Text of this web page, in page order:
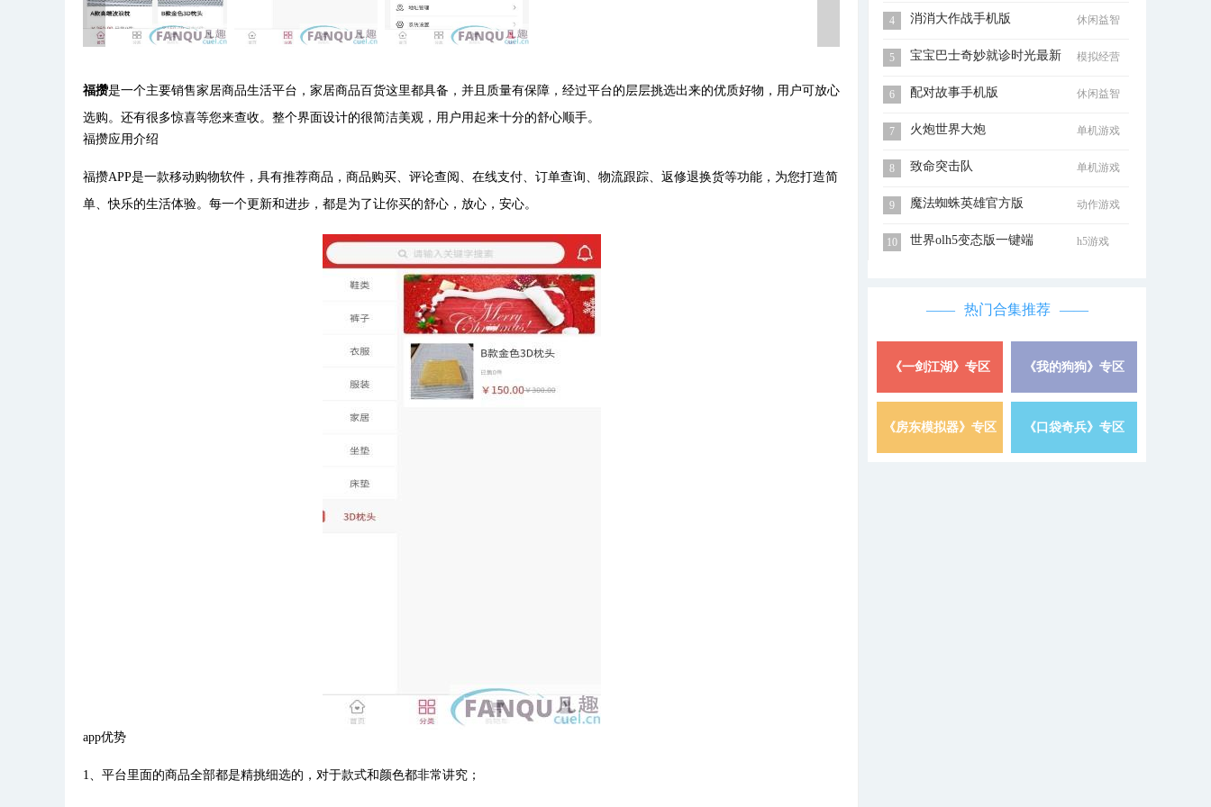
福攒是一个主要销售家居商品生活平台，家居商品百货这里都具备，并且质量有保障，经过平台的层层挑选出来的优质好物，用户可放心
选购。还有很多惊喜等您来查收。整个界面设计的很简洁美观，用户用起来十分的舒心顺手。
福攒应用介绍
福攒APP是一款移动购物软件，具有推荐商品，商品购买、评论查阅、在线支付、订单查询、物流跟踪、返修退换货等功能，为您打造简
单、快乐的生活体验。每一个更新和进步，都是为了让你买的舒心，放心，安心。
app优势
1、平台里面的商品全部都是精挑细选的，对于款式和颜色都非常讲究；
4 消消大作战手机版 休闲益智
5
宝宝巴士奇妙就诊时光最新
模拟经营
6 配对故事手机版 休闲益智
7 火炮世界大炮 单机游戏
8 致命突击队 单机游戏
9 魔法蜘蛛英雄官方版 动作游戏
10 世界olh5变态版一键端 h5游戏
热门合集推荐
《一剑江湖》专区 详情 »
《我的狗狗》专区
《房东模拟器》专区 详情 »
《口袋奇兵》专区